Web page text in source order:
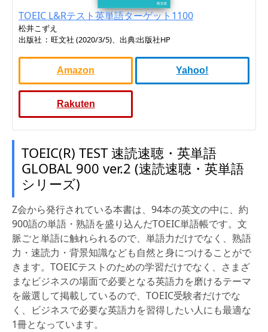
TOEIC L&Rテスト英単語ターゲット1100
松井こずえ
出版社 ‏ : ‎ 旺文社 (2020/3/5)、出典:出版社HP
Amazon Yahoo!
Rakuten
TOEIC(R) TEST 速読速聴・英単語
GLOBAL 900 ver.2 (速読速聴・英単語
シリーズ)
Z会から発行されている本書は、94本の英文の中に、約
900語の単語・熟語を盛り込んだTOEIC単語帳です。文
脈ごと単語に触れられるので、単語力だけでなく、熟語
力・速読力・背景知識なども自然と身につけることがで
きます。TOEICテストのための学習だけでなく、さまざ
まなビジネスの場面で必要となる英語力を磨けるテーマ
を厳選して掲載しているので、TOEIC受験者だけでな
く、ビジネスで必要な英語力を習得したい人にも最適な
1冊となっています。